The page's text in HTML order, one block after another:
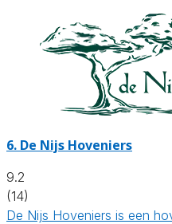
6. De Nijs Hoveniers
9.2
(14)
De Nijs Hoveniers is een